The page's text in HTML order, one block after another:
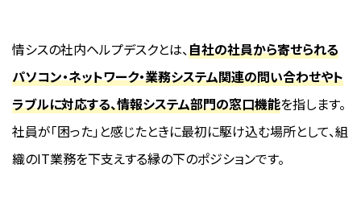
情シスの社内ヘルプデスクとは、自社の社員から寄せられる
パソコン・ネットワーク・業務システム関連の問い合わせやト
ラブルに対応する、情報システム部門の窓口機能を指します。
社員が「困った」と感じたときに最初に駆け込む場所として、組
織のIT業務を下支えする縁の下のポジションです。